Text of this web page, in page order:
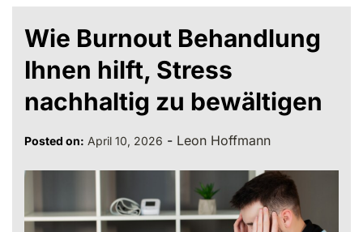
Wie Burnout Behandlung
Ihnen hilft, Stress
nachhaltig zu bewältigen
Posted on: April 10, 2026 - Leon Hoffmann